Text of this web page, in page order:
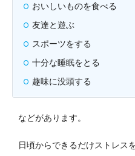
おいしいものを食べる
友達と遊ぶ
スポーツをする
十分な睡眠をとる
趣味に没頭する
などがあります。
日頃からできるだけストレス